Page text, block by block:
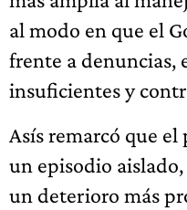
al modo en que el
frente a denuncias,
insuficientes y
Asís remarcó que
un episodio
un deterioro más